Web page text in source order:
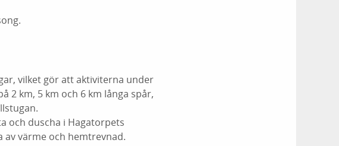
vilket gör att aktiviterna under
2 km, 5 km och 6 km långa spår,
och duscha i Hagatorpets
av värme och hemtrevnad.